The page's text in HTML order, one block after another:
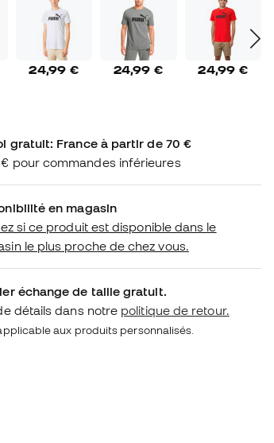
24,99 € 24,99 € 24,99 €
gratuit: France à partir de 70 €
€ pour commandes inférieures
en magasin
si ce produit est disponible dans le
le plus proche de chez vous.
échange de taille gratuit.
détails dans notre politique de retour.
aux produits personnalisés.